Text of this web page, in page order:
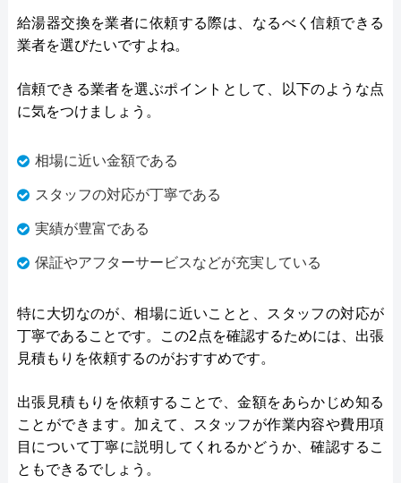
給湯器交換を業者に依頼する際は、なるべく信頼できる
業者を選びたいですよね。
信頼できる業者を選ぶポイントとして、以下のような点
に気をつけましょう。
相場に近い金額である
スタッフの対応が丁寧である
実績が豊富である
保証やアフターサービスなどが充実している
特に大切なのが、相場に近いことと、スタッフの対応が
丁寧であることです。この2点を確認するためには、出張
見積もりを依頼するのがおすすめです。
出張見積もりを依頼することで、金額をあらかじめ知る
ことができます。加えて、スタッフが作業内容や費用項
目について丁寧に説明してくれるかどうか、確認するこ
ともできるでしょう。